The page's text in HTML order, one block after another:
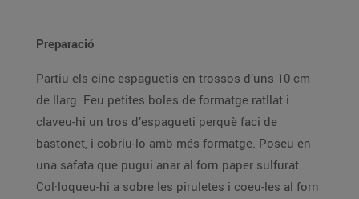
Preparació
Partiu els cinc espaguetis en trossos d’uns 10 cm
de llarg. Feu petites boles de formatge ratllat i
claveu-hi un tros d’espagueti perquè faci de
bastonet, i cobriu-lo amb més formatge. Poseu en
una safata que pugui anar al forn paper sulfurat.
Col·loqueu-hi a sobre les piruletes i coeu-les al forn